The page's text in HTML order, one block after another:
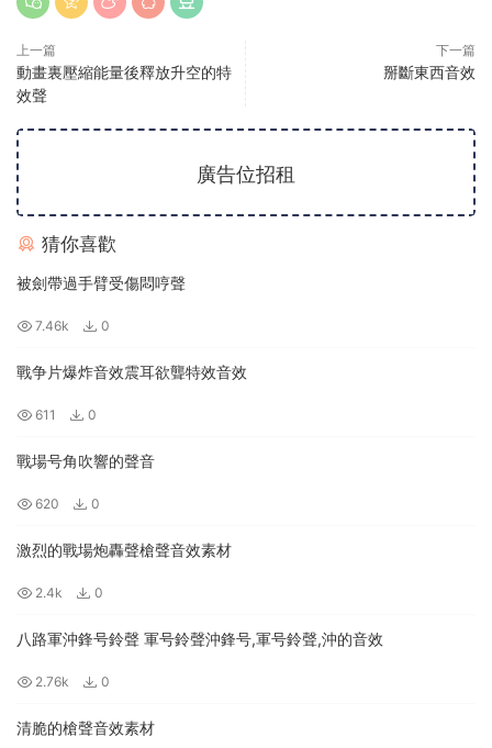
上一篇
動畫裏壓縮能量後釋放升空的特
效聲
下一篇
掰斷東西音效
廣告位招租
猜你喜歡
被劍帶過手臂受傷悶哼聲
7.46k 0
戰争片爆炸音效震耳欲聾特效音效
611 0
戰場号角吹響的聲音
620 0
激烈的戰場炮轟聲槍聲音效素材
2.4k 0
八路軍沖鋒号鈴聲 軍号鈴聲沖鋒号,軍号鈴聲,沖的音效
2.76k 0
清脆的槍聲音效素材